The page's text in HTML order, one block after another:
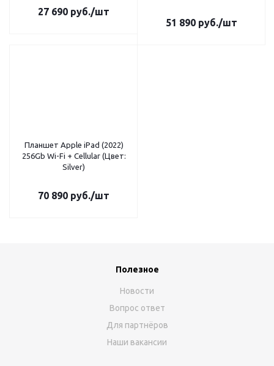
27 690 руб./шт
51 890 руб./шт
Планшет Apple iPad (2022)
256Gb Wi-Fi + Cellular (Цвет:
Silver)
70 890 руб./шт
Полезное
Новости
Вопрос ответ
Для партнёров
Наши вакансии